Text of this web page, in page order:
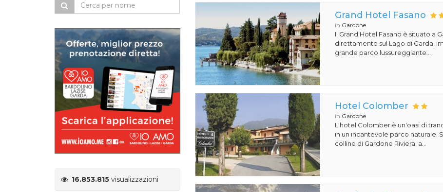
16.853.815 visualizzazioni
Grand Hotel Fasano
in Gardone
Il Grand Hotel Fasano è situato a
direttamente sul Lago di Garda,
grande parco lussureggiante...
Hotel Colomber
in Gardone
L'hotel Colomber è un'oasi di
in un incantevole parco naturale.
colline di Gardone Riviera, a...